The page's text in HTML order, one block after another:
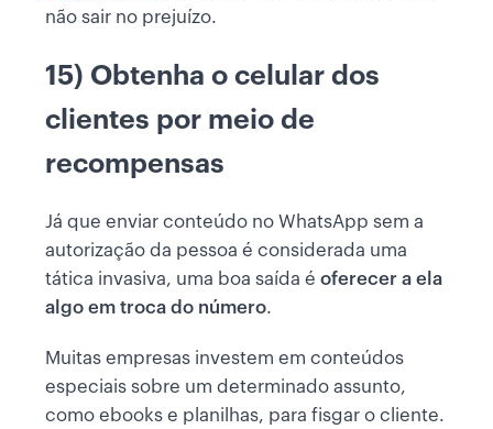
não sair no prejuízo.
15) Obtenha o celular dos
clientes por meio de
recompensas
Já que enviar conteúdo no WhatsApp sem a
autorização da pessoa é considerada uma
tática invasiva, uma boa saída é oferecer a ela
algo em troca do número.
Muitas empresas investem em conteúdos
especiais sobre um determinado assunto,
como ebooks e planilhas, para fisgar o cliente.